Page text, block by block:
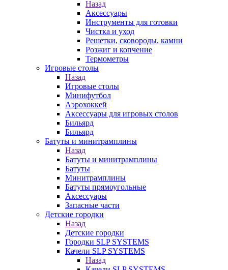
Назад
Аксессуары
Инструменты для готовки
Чистка и уход
Решетки, сковороды, камни
Розжиг и копчение
Термометры
Игровые столы
Назад
Игровые столы
Минифутбол
Аэрохоккей
Аксессуары для игровых столов
Бильяpд
Бильяpд
Батуты и минитрамплины
Назад
Батуты и минитрамплины
Батуты
Минитрамплины
Батуты прямоугольные
Аксессуары
Запасные части
Детские городки
Назад
Детские городки
Городки SLP SYSTEMS
Качели SLP SYSTEMS
Назад